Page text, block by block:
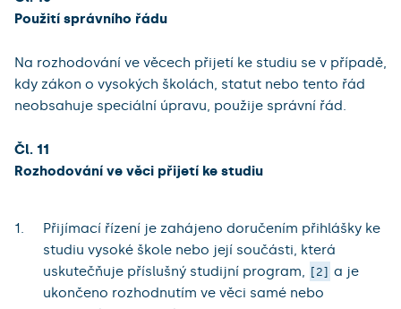
Použití správního řádu
Na rozhodování ve věcech přijetí ke studiu se v případě,
kdy zákon o vysokých školách, statut nebo tento řád
neobsahuje speciální úpravu, použije správní řád.
Čl. 11
Rozhodování ve věci přijetí ke studiu
Přijímací řízení je zahájeno doručením přihlášky ke
studiu vysoké škole nebo její součásti, která
uskutečňuje příslušný studijní program,
2
a je
ukončeno rozhodnutím ve věci samé nebo